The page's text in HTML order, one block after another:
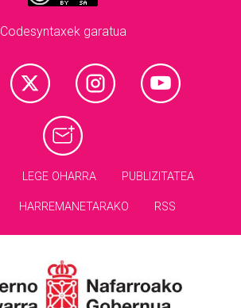
Codesyntaxek garatua
LEGE OHARRA PUBLIZITATEA
HARREMANETARAKO RSS